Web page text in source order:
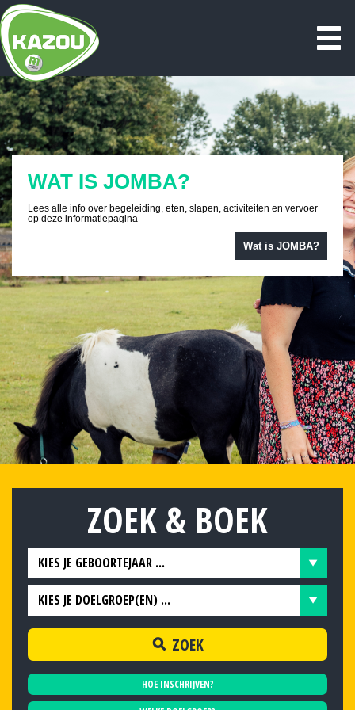
WAT IS JOMBA?
Lees alle info over begeleiding, eten, slapen, activiteiten en vervoer
op deze informatiepagina
Wat is JOMBA?
ZOEK & BOEK
KIES JE GEBOORTEJAAR ...
KIES JE GEBOORTEJAAR ...
OUDER DAN 1996
1997
1998
KIES JE DOELGROEP(EN) ...
ADHD
AUTISME
BEDPLASSEN
ZOEK
HOE INSCHRIJVEN?